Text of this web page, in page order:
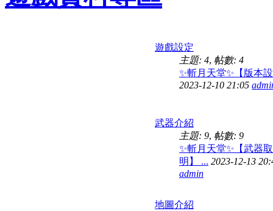
遊戲設定
主題: 4, 帖數: 4
✨斬月天堂✨【版本
2023-12-10 21:05
武器介紹
主題: 9, 帖數: 9
✨斬月天堂✨【武器
明】 ... 2023-12-13
admin
地圖介紹